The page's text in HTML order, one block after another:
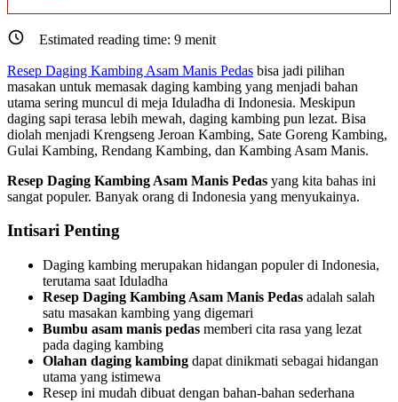
Estimated reading time: 9 menit
Resep Daging Kambing Asam Manis Pedas bisa jadi pilihan
masakan untuk memasak daging kambing yang menjadi bahan
utama sering muncul di meja Iduladha di Indonesia. Meskipun
daging sapi terasa lebih mewah, daging kambing pun lezat. Bisa
diolah menjadi Krengseng Jeroan Kambing, Sate Goreng Kambing,
Gulai Kambing, Rendang Kambing, dan Kambing Asam Manis.
Resep Daging Kambing Asam Manis Pedas yang kita bahas ini
sangat populer. Banyak orang di Indonesia yang menyukainya.
Intisari Penting
Daging kambing merupakan hidangan populer di Indonesia,
terutama saat Iduladha
Resep Daging Kambing Asam Manis Pedas adalah salah
satu masakan kambing yang digemari
Bumbu asam manis pedas memberi cita rasa yang lezat
pada daging kambing
Olahan daging kambing dapat dinikmati sebagai hidangan
utama yang istimewa
Resep ini mudah dibuat dengan bahan-bahan sederhana